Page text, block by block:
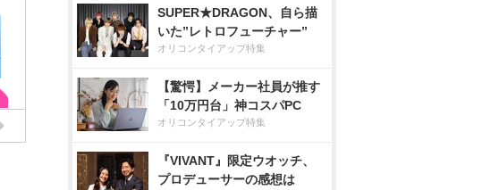
SUPER★DRAGON、自ら描
いた”レトロフューチャー”
オリコンタイアップ特集
【驚愕】メーカー社員が推す
「10万円台」神コスパPC
オリコンタイアップ特集
『VIVANT』限定ウオッチ、
プロデューサーの感想は